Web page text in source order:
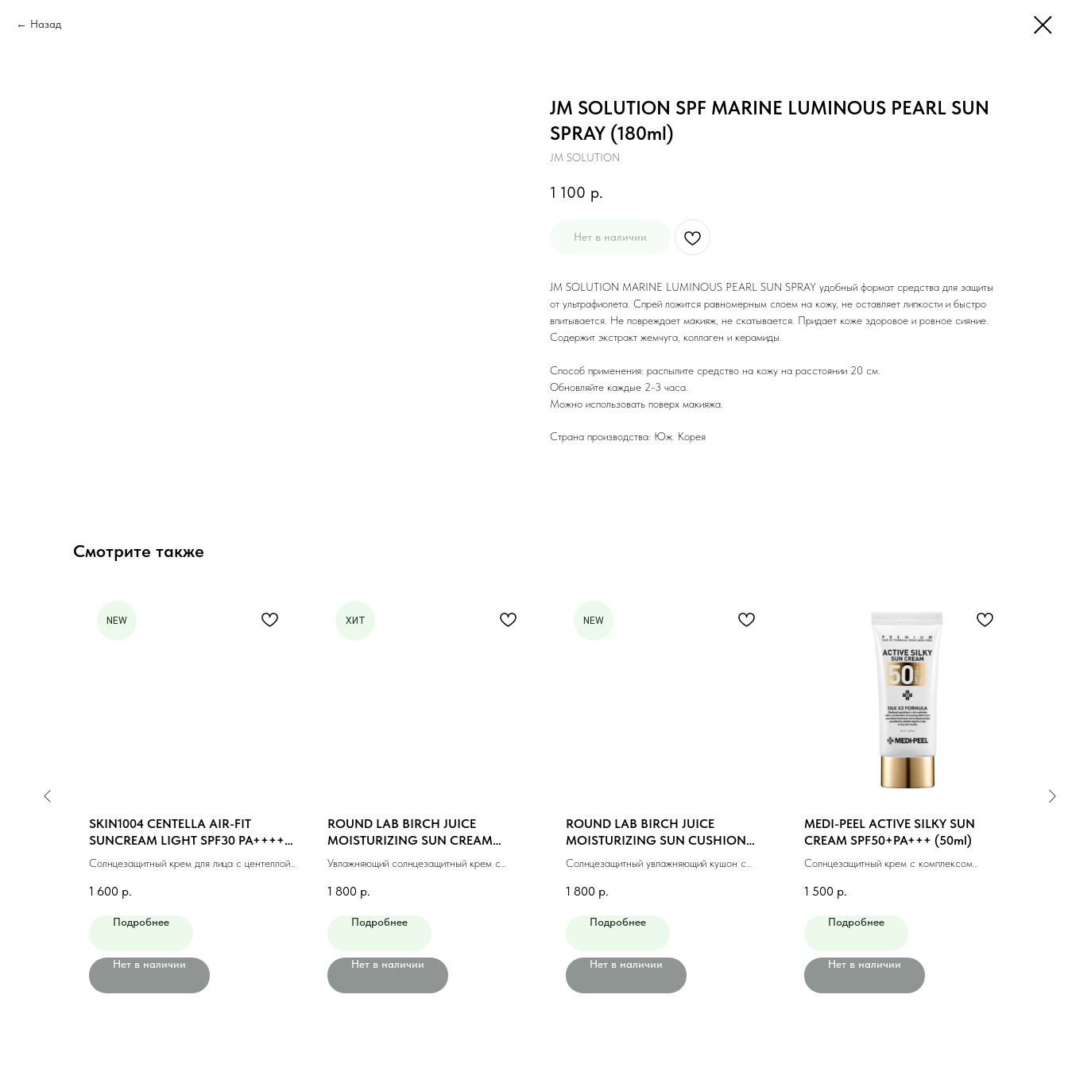
Назад
JM SOLUTION SPF MARINE LUMINOUS PEARL SUN
SPRAY (180ml)
JM SOLUTION
1 100 р.
Нет в наличии
JM SOLUTION MARINE LUMINOUS PEARL SUN SPRAY удобный формат средства для защиты
от ультрафиолета. Спрей ложится равномерным слоем на кожу, не оставляет липкости и быстро
впитывается. Не повреждает макияж, не скатывается. Придает коже здоровое и ровное сияние.
Содержит экстракт жемчуга, коллаген и керамиды.
Способ применения: распылите средство на кожу на расстоянии 20 см.
Обновляйте каждые 2-3 часа.
Можно использовать поверх макияжа.
Страна производства: Юж. Корея
Смотрите также
NEW
SKIN1004 CENTELLA AIR-FIT
SUNCREAM LIGHT SPF30 PA++++ ,
50 ml
Солнцезащитный крем для лица с центеллой,
1 600 р.
Подробнее
Нет в наличии
ХИТ
ROUND LAB BIRCH JUICE
MOISTURIZING SUN CREAM
SPF50+PA++++ , 50 ml
Увлажняющий солнцезащитный крем с
1 800 р.
Подробнее
Нет в наличии
NEW
ROUND LAB BIRCH JUICE
MOISTURIZING SUN CUSHION
SPF50+ PA++++ ,15 ml
Солнцезащитный увлажняющий кушон с
1 800 р.
Подробнее
Нет в наличии
MEDI-PEEL ACTIVE SILKY SUN
CREAM SPF50+PA+++ (50ml)
Солнцезащитный крем с комплексом
1 500 р.
Подробнее
Нет в наличии